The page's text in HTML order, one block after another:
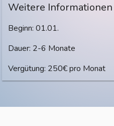
Weitere Informationen
Beginn: 01.01.
Dauer: 2-6 Monate
Vergütung: 250€ pro Monat